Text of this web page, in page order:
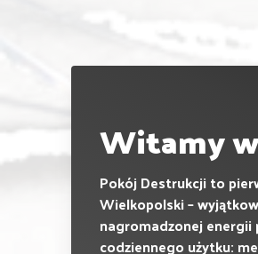
Witamy
Pokój Destrukcji to
Wielkopolski –
nagromadzonej
codziennego użytku: